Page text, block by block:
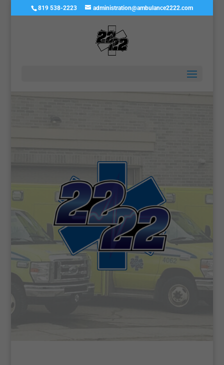
819 538-2223 administration@ambulance2222.com